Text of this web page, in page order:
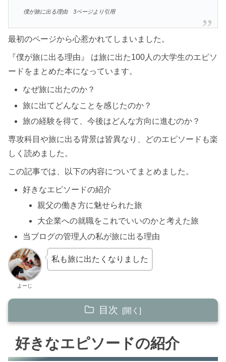
僕が旅に出る理由 3ページより引用
最初のページから心惹かれてしまいました。
『僕が旅に出る理由』 は旅に出た100人の大学生のエピソ
ードをまとめた本になっています。
なぜ旅に出たのか？
旅に出てどんなことを感じたのか？
旅の経験を得て、今後はどんな方向に進むのか？
専攻科目や旅に出る背景は皆異なり、どのエピソードも楽
しく読めました。
この記事では、以下の内容についてまとめました。
好きなエピソードの紹介
親父の働き方に魅せられた旅
大企業への就職をこれでいいのかと考えた旅
当ブログの管理人の私が旅に出る理由
よーじ
私も旅に出たくなりました
目次
好きなエピソードの紹介
私が旅に出る理由
好きなエピソードの紹介